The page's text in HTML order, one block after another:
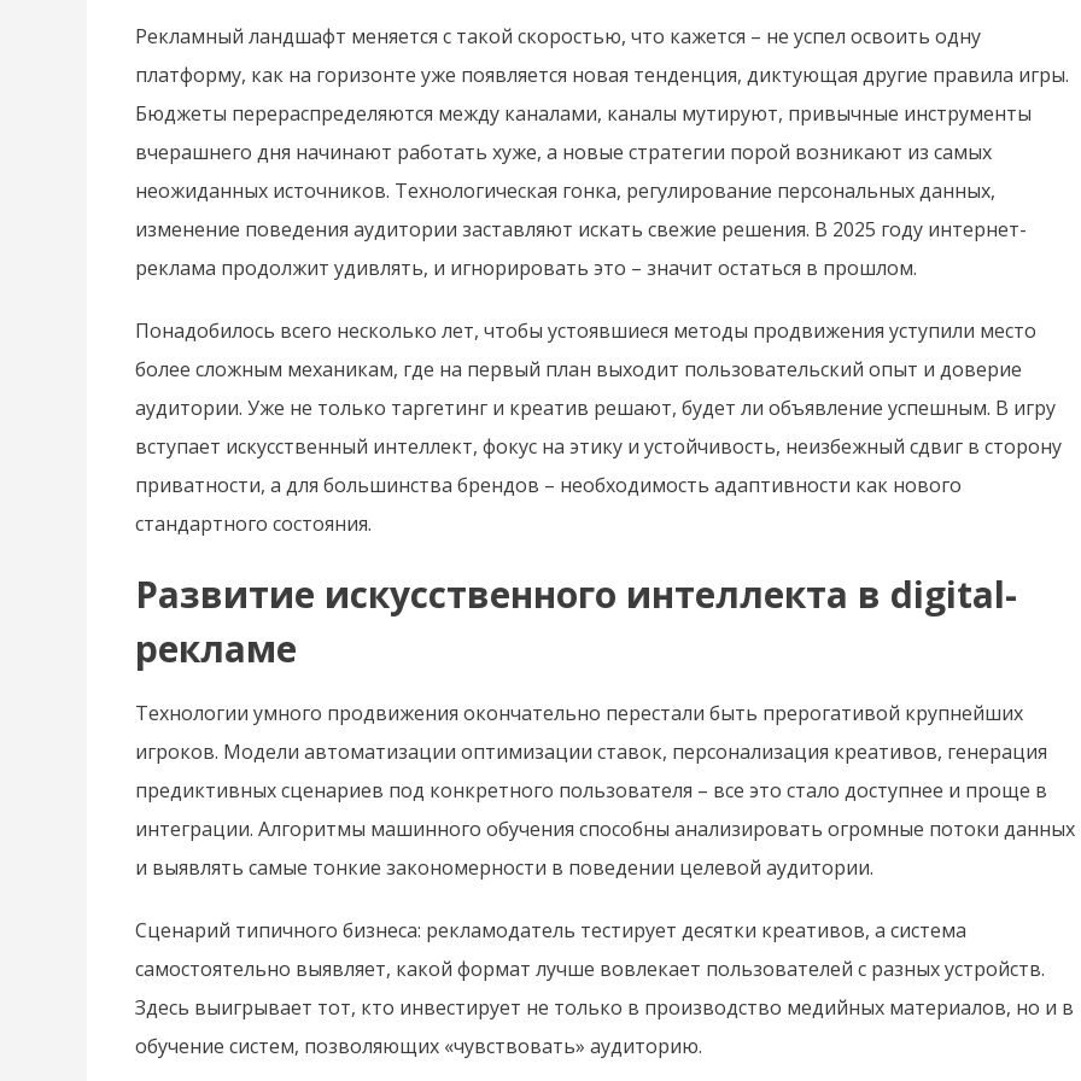
Рекламный ландшафт меняется с такой скоростью, что кажется – не успел освоить одну
платформу, как на горизонте уже появляется новая тенденция, диктующая другие правила игры.
Бюджеты перераспределяются между каналами, каналы мутируют, привычные инструменты
вчерашнего дня начинают работать хуже, а новые стратегии порой возникают из самых
неожиданных источников. Технологическая гонка, регулирование персональных данных,
изменение поведения аудитории заставляют искать свежие решения. В 2025 году интернет-
реклама продолжит удивлять, и игнорировать это – значит остаться в прошлом.
Понадобилось всего несколько лет, чтобы устоявшиеся методы продвижения уступили место
более сложным механикам, где на первый план выходит пользовательский опыт и доверие
аудитории. Уже не только таргетинг и креатив решают, будет ли объявление успешным. В игру
вступает искусственный интеллект, фокус на этику и устойчивость, неизбежный сдвиг в сторону
приватности, а для большинства брендов – необходимость адаптивности как нового
стандартного состояния.
Развитие искусственного интеллекта в digital-
рекламе
Технологии умного продвижения окончательно перестали быть прерогативой крупнейших
игроков. Модели автоматизации оптимизации ставок, персонализация креативов, генерация
предиктивных сценариев под конкретного пользователя – все это стало доступнее и проще в
интеграции. Алгоритмы машинного обучения способны анализировать огромные потоки данных
и выявлять самые тонкие закономерности в поведении целевой аудитории.
Сценарий типичного бизнеса: рекламодатель тестирует десятки креативов, а система
самостоятельно выявляет, какой формат лучше вовлекает пользователей с разных устройств.
Здесь выигрывает тот, кто инвестирует не только в производство медийных материалов, но и в
обучение систем, позволяющих «чувствовать» аудиторию.